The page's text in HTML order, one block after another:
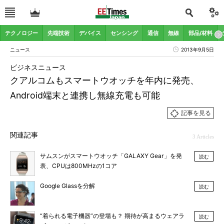
テクノロジー 先端技術 デバイス センシング 通信 無線 部品/材料
ニュース 2013年9月5日
クアルコムもスマートウオッチを年内に発売、
Android端末と連携し無線充電も可能
ビジネスニュース
記事を見る
関連記事 3 Articles
サムスンがスマートウオッチ「GALAXY Gear」を発
表、CPUは800MHzの1コア
読む
Google Glassを分解 読む
“着られる電子機器”の登場も？ 期待が高まるウェアラ
読む